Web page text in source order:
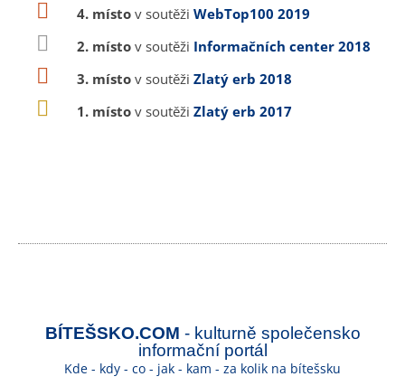
4. místo v soutěži WebTop100 2019
2. místo v soutěži Informačních center 2018
3. místo v soutěži Zlatý erb 2018
1. místo v soutěži Zlatý erb 2017
BÍTEŠSKO.COM - kulturně společensko
informační portál
Kde - kdy - co - jak - kam - za kolik na bítešsku